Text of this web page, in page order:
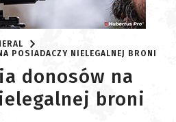
POSIADACZY NIELEGALNEJ BRONI
donosów na
broni